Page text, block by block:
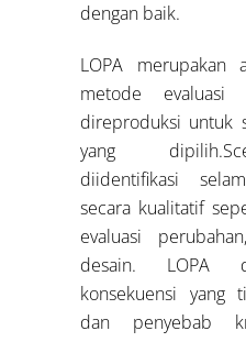
dengan baik.
LOPA merupakan
metode
direproduksi untuk
yang
diidentifikasi
secara kualitatif
evaluasi
desain. LOPA
konsekuensi yang
dan penyebab